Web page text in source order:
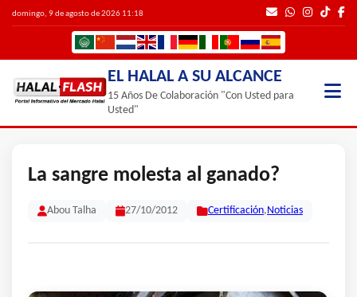
domingo, 9 de agosto de 2026 11:18
EL HALAL A SU ALCANCE
15 Años De Colaboración "Con Usted para
Usted"
La sangre molesta al ganado?
Abou Talha 27/10/2012 Certificación, Noticias